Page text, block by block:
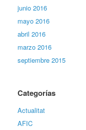
junio 2016
mayo 2016
abril 2016
marzo 2016
septiembre 2015
Categorías
Actualitat
AFIC